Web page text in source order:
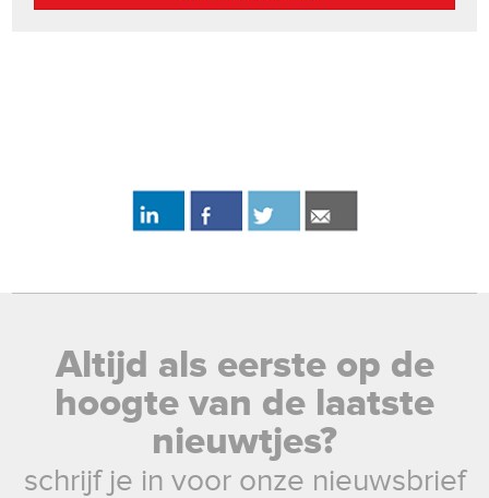
Altijd als eerste op de
hoogte van de laatste
nieuwtjes?
schrijf je in voor onze nieuwsbrief